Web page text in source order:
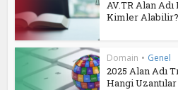
AV.TR Alan
Kimler Alabilir?
Domain • Genel
2025 Alan Adı
Hangi